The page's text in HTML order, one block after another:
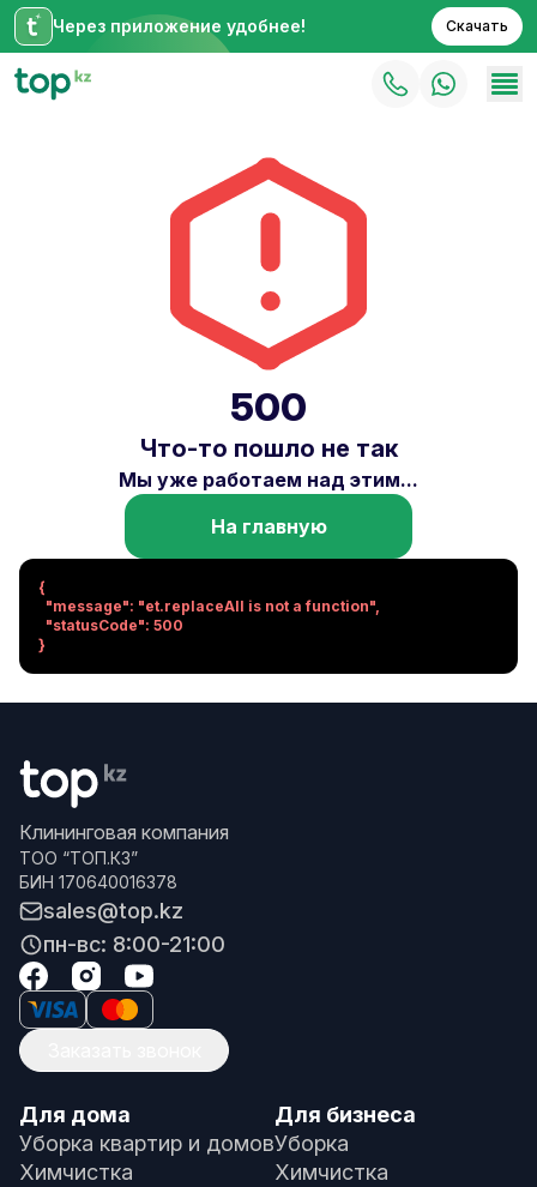
Через приложение удобнее! Скачать
500
Что-то пошло не так
Мы уже работаем над этим...
На главную
{
}
Клининговая компания
ТОО “ТОП.КЗ”
БИН 170640016378
sales@top.kz
пн-вс: 8:00-21:00
Для дома
Уборка квартир и домов
Химчистка
Для бизнеса
Уборка
Химчистка